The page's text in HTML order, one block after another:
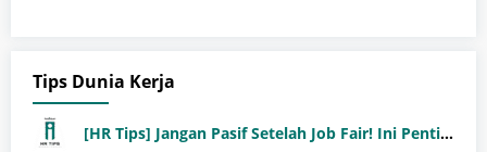
Tips Dunia Kerja
[HR Tips] Jangan Pasif Setelah Job Fair! Ini Pentingnya Follow-Up Setelah Job Fair